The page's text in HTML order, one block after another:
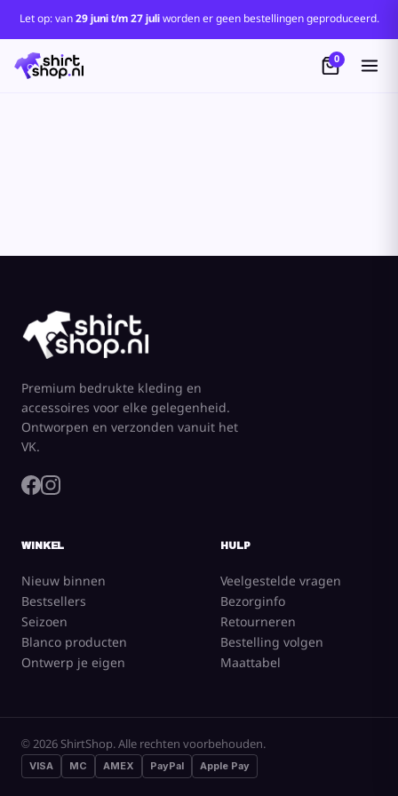
Let op: van29 juni t/m 27 juliworden er geen bestellingen geproduceerd.
0
Print
uncategorized
Premium bedrukte kleding en
accessoires voor elke gelegenheid.
Ontworpen en verzonden vanuit het
VK.
WINKEL
Nieuw binnen
Bestsellers
Seizoen
Blanco producten
Ontwerp je eigen
HULP
Veelgestelde vragen
Bezorginfo
Retourneren
Bestelling volgen
Maattabel
© 2026 ShirtShop. Alle rechten voorbehouden.
VISA MC AMEX PayPal Apple Pay